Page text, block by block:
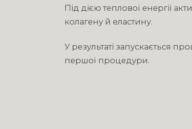
Під дією теплової енергії
колагену й еластину.
У результаті запускається
першої процедури.